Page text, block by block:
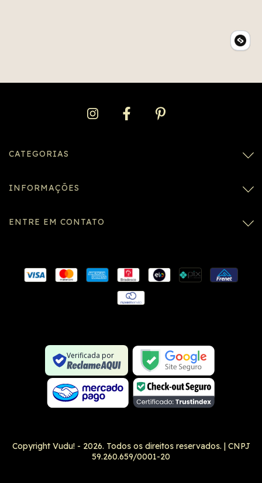
CATEGORIAS
INFORMAÇÕES
ENTRE EM CONTATO
Verificada por
Não é um site na lista negra
Google Safe Browsing
Copyright Vudu! - 2026. Todos os direitos reservados.